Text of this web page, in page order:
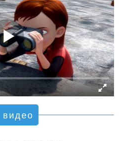
видео